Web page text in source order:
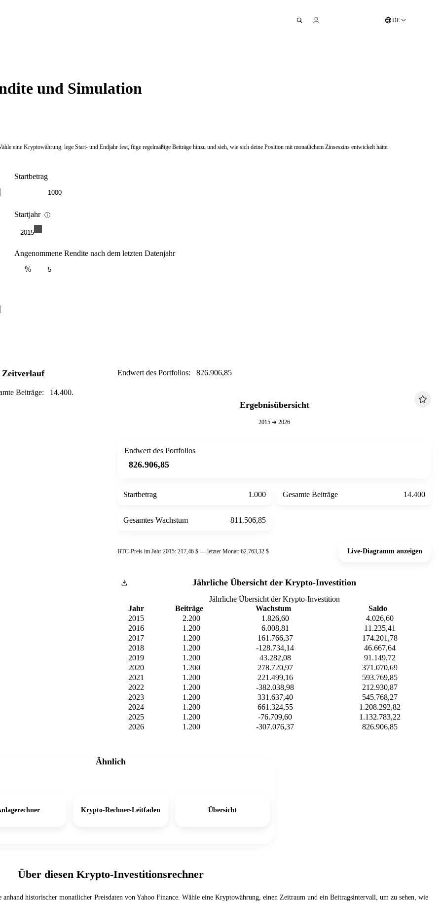
DE
und Simulation
eine Kryptowährung, lege Start- und Endjahr fest, füge regelmäßige Beiträge hinzu und sieh, wie sich deine Position mit monatlichem Zinseszins entwickelt hätte.
Startbetrag
Startjahr ⓘ
2015
Angenommene Rendite nach dem letzten Datenjahr
%
Beiträge: 14.400.
Endwert des Portfolios: 826.906,85
Ergebnisübersicht
2015 ➜ 2026
Endwert des Portfolios
826.906,85
Startbetrag 1.000 Gesamte Beiträge 14.400
Gesamtes Wachstum 811.506,85
BTC-Preis im Jahr 2015: 217,46 $ — letzter Monat: 62.763,32 $ Live-Diagramm anzeigen
Jährliche Übersicht der Krypto-Investition
Jährliche Übersicht der Krypto-Investition
Jahr
Beiträge Wachstum
Saldo
2015
2.200 1.826,60
4.026,60
2016
1.200 6.008,81
11.235,41
2017
1.200 161.766,37
174.201,78
2018
1.200 -128.734,14
46.667,64
2019
1.200 43.282,08
91.149,72
2020
1.200 278.720,97
371.070,69
2021
1.200 221.499,16
593.769,85
2022
1.200 -382.038,98
212.930,87
2023
1.200 331.637,40
545.768,27
2024
1.200 661.324,55
1.208.292,82
2025
1.200 -76.709,60
1.132.783,22
2026
1.200 -307.076,37 826.906,85
Ähnlich
Krypto-Rechner-Leitfaden Übersicht
Über diesen Krypto-Investitionsrechner
historischer monatlicher Preisdaten von Yahoo Finance. Wähle eine Kryptowährung, einen Zeitraum und ein Beitragsintervall, um zu sehen, wie